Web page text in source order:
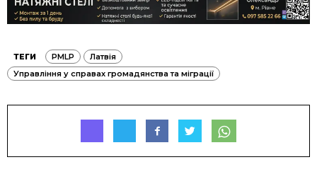
ТЕГИ PMLP
Латвія
Управління у справах громадянства та міграції